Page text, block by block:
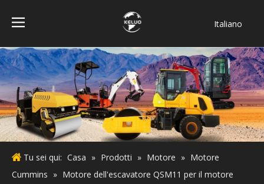
Italiano
Bahasa
indonesia
Türk dili
ไทย
Deutsch
Português
Español
Pусский
Tu sei qui: Casa » Prodotti » Motore » Motore
Cummins » Motore dell'escavatore QSM11 per il motore